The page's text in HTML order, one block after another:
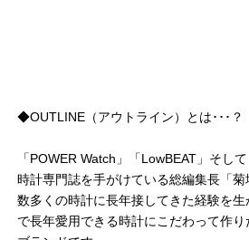
◆OUTLINE（アウトライン）とは･･･？
「POWER Watch」「LowBEAT」そし
時計専門誌を手がけている総編集長「菊
数多くの時計に長年接してきた経験を
で長年愛用できる時計にこだわって作